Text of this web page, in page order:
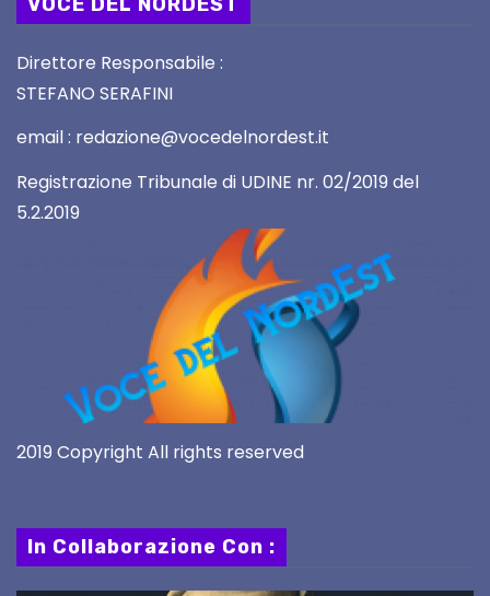
Direttore Responsabile :
STEFANO SERAFINI
email : redazione@vocedelnordest.it
Registrazione Tribunale di UDINE nr. 02/2019 del
5.2.2019
2019 Copyright All rights reserved
In Collaborazione Con :